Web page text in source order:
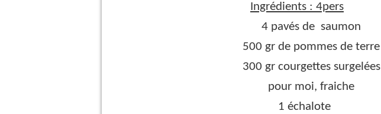
Ingrédients : 4pers
4 pavés de saumon
500 gr de pommes de terre
300 gr courgettes surgelées
pour moi, fraiche
1 échalote